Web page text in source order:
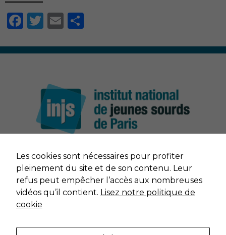
Facebook
Twitter
Email
NOUS CONTACTER
MENTIONS LÉGALES
Les cookies sont nécessaires pour profiter
pleinement du site et de son contenu. Leur
refus peut empêcher l’accès aux nombreuses
vidéos qu’il contient. Lisez notre politique de
cookie
Ces cookies ne
sont pas
facultatifs. Ils
sont nécessaires
au